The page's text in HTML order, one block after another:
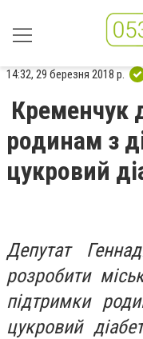
14:32, 29 березня 2018 р.
Кременчук
родинам з
цукровий
Депутат
розробити
підтримки
цукровий